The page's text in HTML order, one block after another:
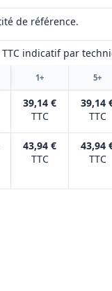
de référence.
TTC indicatif par
1+ 5+
39,14 €
TTC
39,14
TTC
43,94 €
TTC
43,94
TTC